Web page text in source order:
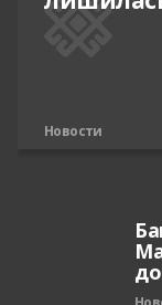
Новости